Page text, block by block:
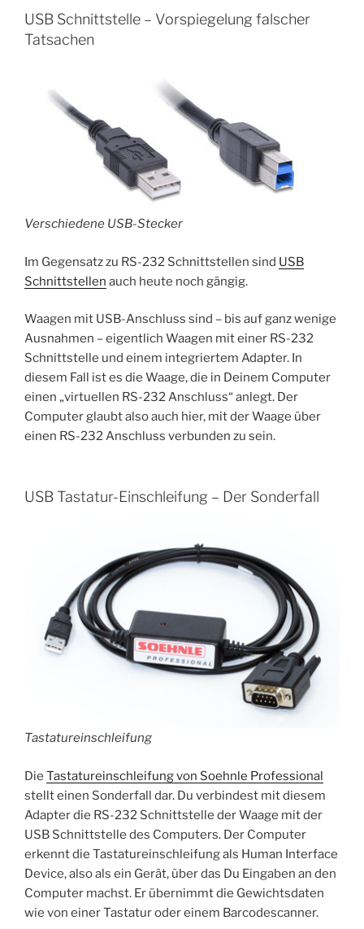
USB Schnittstelle – Vorspiegelung falscher
Tatsachen
Verschiedene USB-Stecker
Im Gegensatz zu RS-232 Schnittstellen sind USB
Schnittstellen auch heute noch gängig.
Waagen mit USB-Anschluss sind – bis auf ganz wenige
Ausnahmen – eigentlich Waagen mit einer RS-232
Schnittstelle und einem integriertem Adapter. In
diesem Fall ist es die Waage, die in Deinem Computer
einen „virtuellen RS-232 Anschluss“ anlegt. Der
Computer glaubt also auch hier, mit der Waage über
einen RS-232 Anschluss verbunden zu sein.
USB Tastatur-Einschleifung – Der Sonderfall
Tastatureinschleifung
Die Tastatureinschleifung von Soehnle Professional
stellt einen Sonderfall dar. Du verbindest mit diesem
Adapter die RS-232 Schnittstelle der Waage mit der
USB Schnittstelle des Computers. Der Computer
erkennt die Tastatureinschleifung als Human Interface
Device, also als ein Gerät, über das Du Eingaben an den
Computer machst. Er übernimmt die Gewichtsdaten
wie von einer Tastatur oder einem Barcodescanner.